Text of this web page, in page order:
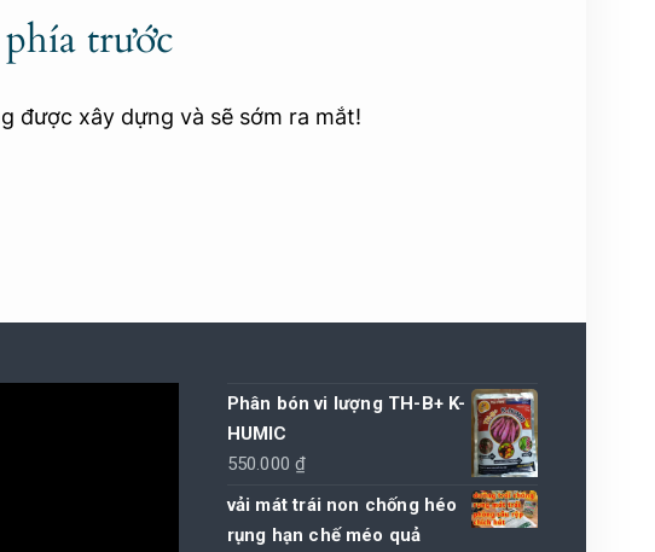
trước
được xây dựng và sẽ sớm ra mắt!
Phân bón vi lượng TH-B+ K-
HUMIC
550.000₫
vải mát trái non chống héo
rụng hạn chế méo quả